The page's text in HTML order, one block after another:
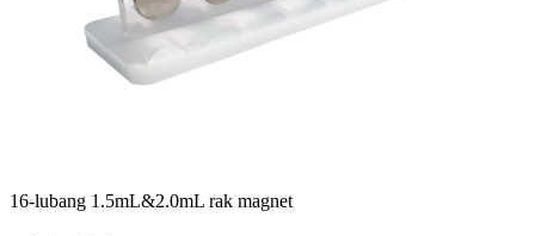
16-lubang 1.5mL&2.0mL rak magnet